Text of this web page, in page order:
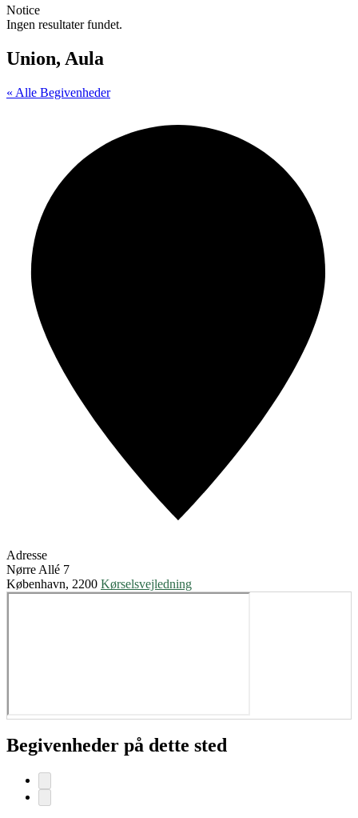
Notice
Ingen resultater fundet.
Union, Aula
« Alle Begivenheder
Adresse
Nørre Allé 7
København, 2200 Kørselsvejledning
Begivenheder på dette sted